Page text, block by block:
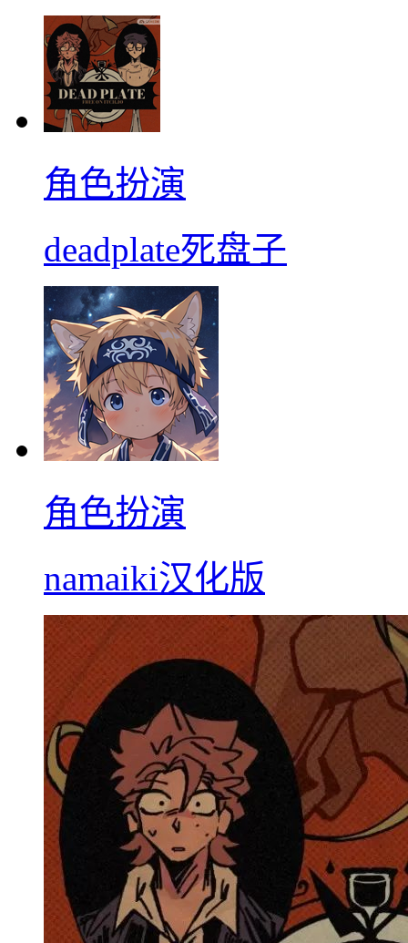
角色扮演
deadplate死盘子
角色扮演
namaiki汉化版